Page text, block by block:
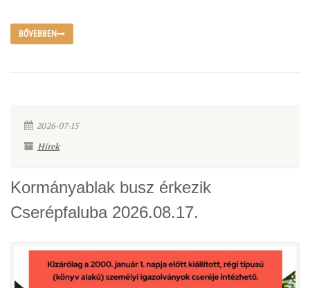
BŐVEBBEN
2026-07-15
Hírek
Kormányablak busz érkezik
Cserépfaluba 2026.08.17.